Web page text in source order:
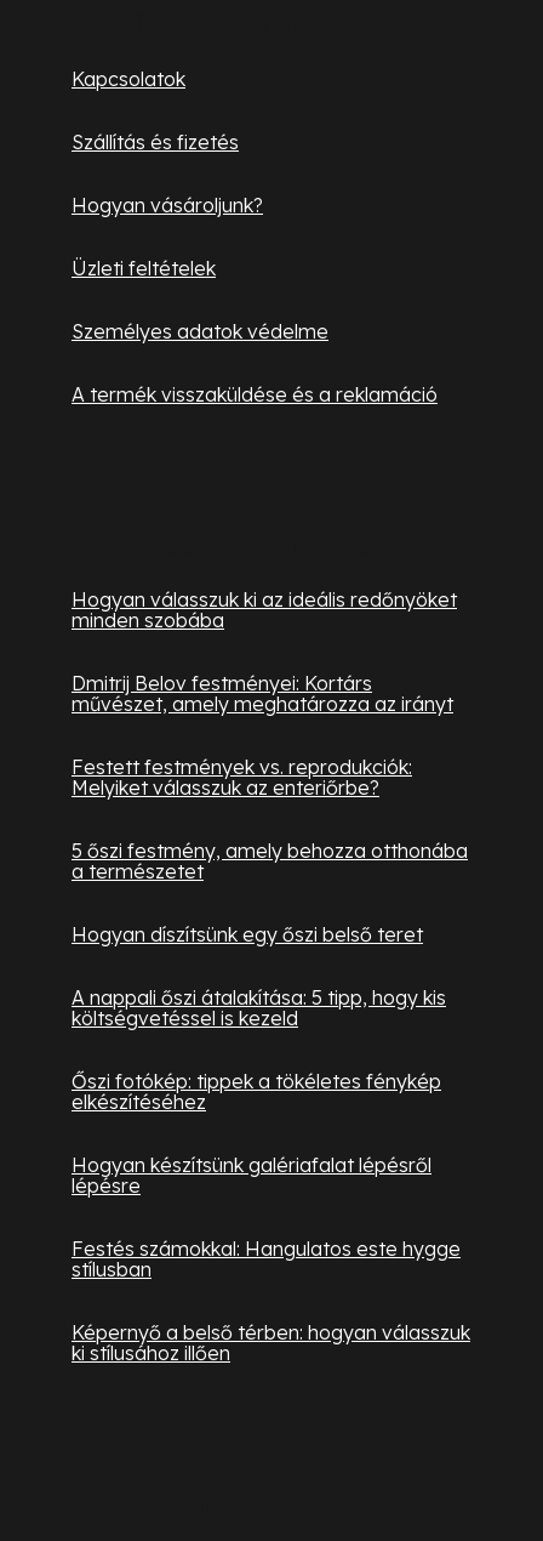
Kapcsolatok
Szállítás és fizetés
Hogyan vásároljunk?
Üzleti feltételek
Személyes adatok védelme
A termék visszaküldése és a reklamáció
Hogyan válasszuk ki az ideális redőnyöket
minden szobába
Dmitrij Belov festményei: Kortárs
művészet, amely meghatározza az irányt
Festett festmények vs. reprodukciók:
Melyiket válasszuk az enteriőrbe?
5 őszi festmény, amely behozza otthonába
a természetet
Hogyan díszítsünk egy őszi belső teret
A nappali őszi átalakítása: 5 tipp, hogy kis
költségvetéssel is kezeld
Őszi fotókép: tippek a tökéletes fénykép
elkészítéséhez
Hogyan készítsünk galériafalat lépésről
lépésre
Festés számokkal: Hangulatos este hygge
stílusban
Képernyő a belső térben: hogyan válasszuk
ki stílusához illően